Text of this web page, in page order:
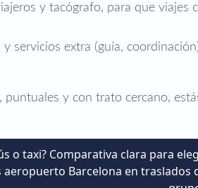
y tacógrafo, para que viajes
servicios extra (guía,
puntuales y con trato cercano,
o taxi? Comparativa clara para
aeropuerto Barcelona en traslados